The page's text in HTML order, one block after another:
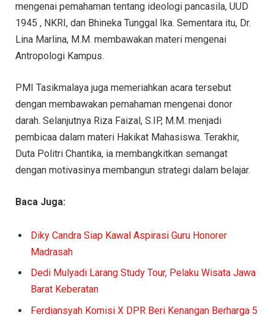
mengenai pemahaman tentang ideologi pancasila, UUD
1945 , NKRI, dan Bhineka Tunggal Ika. Sementara itu, Dr.
Lina Marlina, M.M. membawakan materi mengenai
Antropologi Kampus.
PMI Tasikmalaya juga memeriahkan acara tersebut
dengan membawakan pemahaman mengenai donor
darah. Selanjutnya Riza Faizal, S.IP, M.M. menjadi
pembicaa dalam materi Hakikat Mahasiswa. Terakhir,
Duta Politri Chantika, ia membangkitkan semangat
dengan motivasinya membangun strategi dalam belajar.
Baca Juga:
Diky Candra Siap Kawal Aspirasi Guru Honorer
Madrasah
Dedi Mulyadi Larang Study Tour, Pelaku Wisata Jawa
Barat Keberatan
Ferdiansyah Komisi X DPR Beri Kenangan Berharga 5